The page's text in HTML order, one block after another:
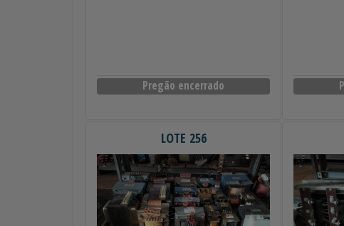
Pregão encerrado
LOTE 256